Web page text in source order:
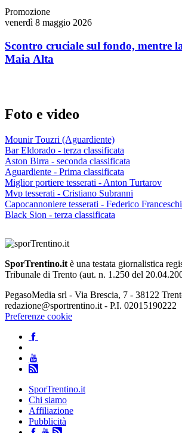
Promozione
venerdì 8 maggio 2026
Scontro cruciale sul fondo, mentre
Maia Alta
Foto e video
Mounir Touzri (Aguardiente)
Bar Eldorado - terza classificata
Aston Birra - seconda classificata
Aguardiente - Prima classificata
Miglior portiere tesserati - Anton Turtarov
Mvp tesserati - Cristiano Subranni
Capocannoniere tesserati - Federico Franceschi
Black Sion - terza classificata
SporTrentino.it è una testata giornalistica
Tribunale di Trento (aut. n. 1.250 del
PegasoMedia srl - Via Brescia, 7 - 38122
redazione@sportrentino.it - P.I. 02015190222
Preferenze cookie
SporTrentino.it
Chi siamo
Affiliazione
Pubblicità